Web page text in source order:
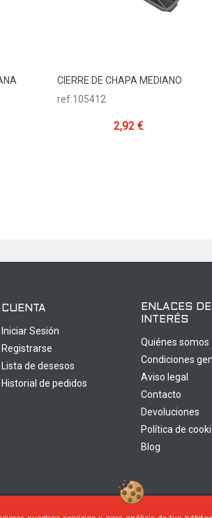
Añadir Al Carrito
CIERRE DE CHAPA MEDIANO
ref:105412
2,92 €
CUENTA
Iniciar Sesión
Registrarse
Lista de desesos
Historial de pedidos
ENLACES DE
INTERÉS
Quiénes somos
Condiciones
Aviso legal
Contacto
Devoluciones
Política de
Blog